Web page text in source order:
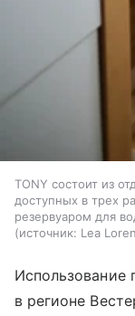
TONY состоит из
доступных в трех
резервуаром для
источник: Lea
Использование
в регионе